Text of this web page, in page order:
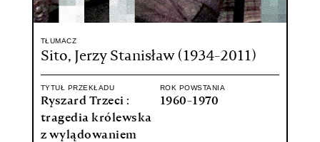
TŁUMACZ
Sito, Jerzy Stanisław (1934-2011)
TYTUŁ PRZEKŁADU
Ryszard Trzeci :
tragedia królewska
z wylądowaniem
ROK POWSTANIA
1960-1970